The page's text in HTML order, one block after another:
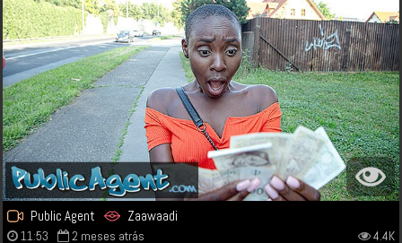
Public Agent Zaawaadi
11:53 2 meses atrás 4.4K